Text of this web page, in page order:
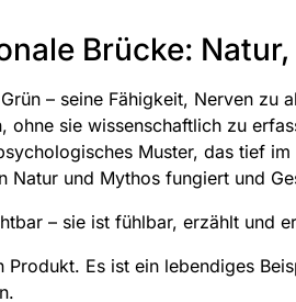
Brücke:
– seine Fähigkeit, Nerven zu
ohne sie wissenschaftlich zu
Muster, das tief
Natur und Mythos fungiert und
– sie ist fühlbar, erzählt und
Produkt. Es ist ein lebendiges